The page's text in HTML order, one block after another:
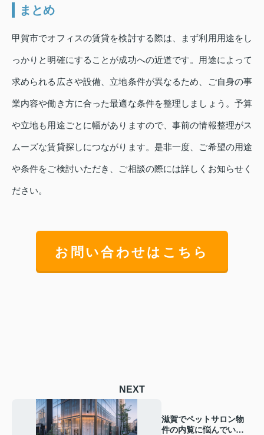
まとめ
甲賀市でオフィスの賃貸を検討する際は、まず利用用途をし
っかりと明確にすることが成功への近道です。用途によって
求められる広さや設備、立地条件が異なるため、ご自身の事
業内容や働き方に合った最適な条件を整理しましょう。予算
や立地も用途ごとに幅がありますので、事前の情報整理がス
ムーズな賃貸探しにつながります。是非一度、ご希望の用途
や条件をご検討いただき、ご相談の際には詳しくお知らせく
ださい。
お問い合わせはこちら
NEXT
滋賀でペットサロン物
件の内覧に悩んでいま